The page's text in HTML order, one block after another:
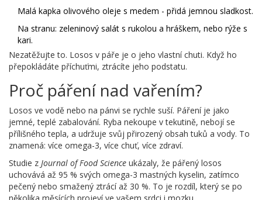
Malá kapka olivového oleje s medem - přidá jemnou sladkost.
Na stranu: zeleninový salát s rukolou a hráškem, nebo rýže s
kari.
Nezatěžujte to. Losos v páře je o jeho vlastní chuti. Když ho
přepokládáte příchuťmi, ztrácíte jeho podstatu.
Proč páření nad vařením?
Losos ve vodě nebo na pánvi se rychle suší. Páření je jako
jemné, teplé zabalování. Ryba nekoupe v tekutině, nebojí se
přílišného tepla, a udržuje svůj přirozený obsah tuků a vody. To
znamená: více omega-3, více chuť, více zdraví.
Studie z Journal of Food Science ukázaly, že pářený losos
uchovává až 95 % svých omega-3 mastných kyselin, zatímco
pečený nebo smažený ztrácí až 30 %. To je rozdíl, který se po